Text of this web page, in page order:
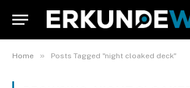
Home » Posts Tagged "night cloaked deck"